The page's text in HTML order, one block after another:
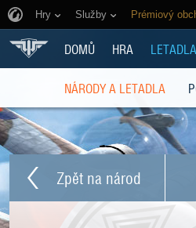
Hry Služby Prémiový
DOMŮ HRA LETADLA
NÁRODY A LETADLA
Zpět na národ